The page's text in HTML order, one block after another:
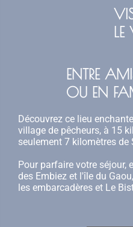
LE
ENTRE
OU EN
Découvrez ce lieu
village de pêcheurs, à 15
seulement 7 kilomètres de
Pour parfaire votre séjour,
des Embiez et l'île du
les embarcadères et Le